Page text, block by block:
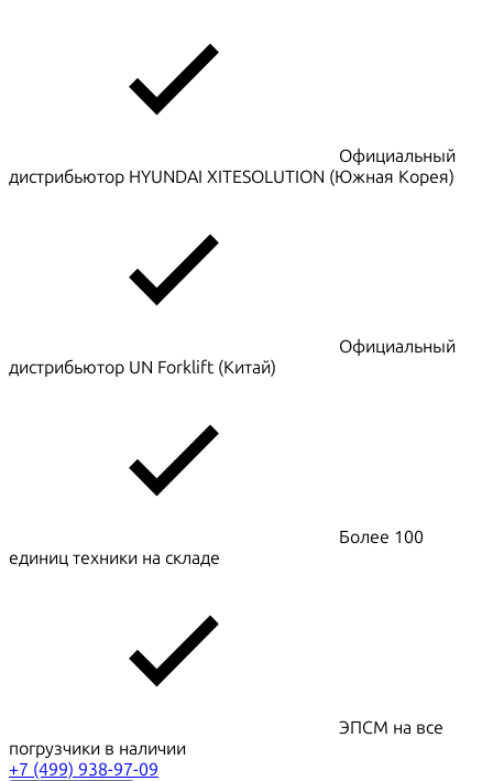
Официальный
дистрибьютор HYUNDAI XITESOLUTION (Южная Корея)
Официальный
дистрибьютор UN Forklift (Китай)
Более 100
единиц техники на складе
ЭПСМ на все
погрузчики в наличии
+7 (499) 938-97-09